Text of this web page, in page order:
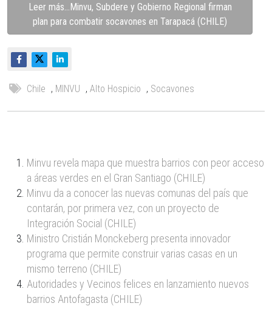
Leer más…Minvu, Subdere y Gobierno Regional firman
plan para combatir socavones en Tarapacá (CHILE)
Chile , MINVU , Alto Hospicio , Socavones
Minvu revela mapa que muestra barrios con peor acceso
a áreas verdes en el Gran Santiago (CHILE)
Minvu da a conocer las nuevas comunas del país que
contarán, por primera vez, con un proyecto de
Integración Social (CHILE)
Ministro Cristián Monckeberg presenta innovador
programa que permite construir varias casas en un
mismo terreno (CHILE)
Autoridades y Vecinos felices en lanzamiento nuevos
barrios Antofagasta (CHILE)